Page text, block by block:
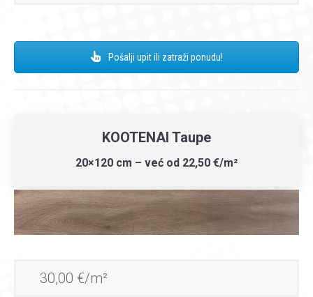
Pošalji upit ili zatraži ponudu!
KOOTENAI Taupe
20×120 cm – već od 22,50 €/m²
30,00 €/m²